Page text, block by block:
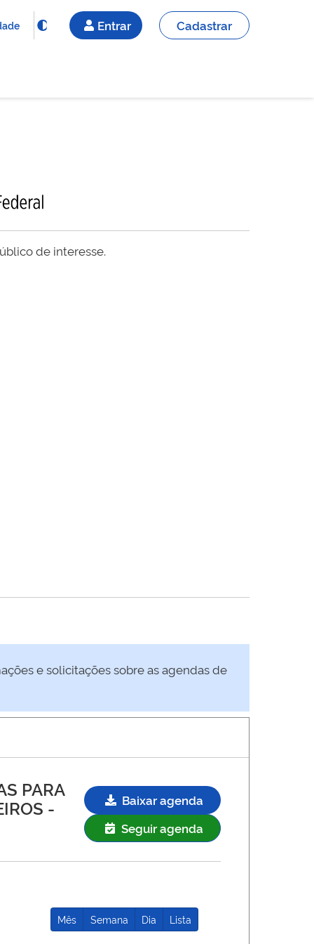
Entrar Cadastrar
de interesse.
e solicitações sobre as agendas de
PARA
-
Baixar agenda
Seguir agenda
Mês Semana Dia Lista